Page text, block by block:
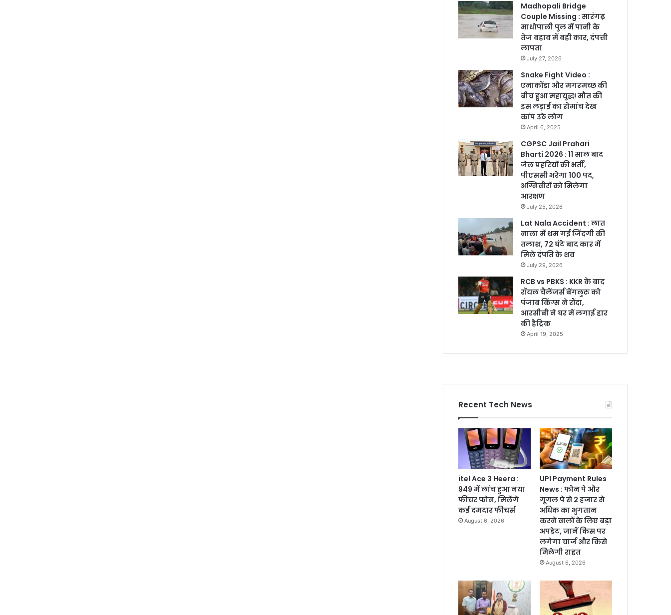
Madhopali Bridge
Couple Missing : सारंगढ़
माधोपाली पुल में पानी के
तेज बहाव में बही कार, दंपत्ती
लापता
July 27, 2026
Snake Fight Video :
एनाकोंडा और मगरमच्छ की
बीच हुआ महायुद्ध! मौत की
इस लड़ाई का रोमांच देख
कांप उठे लोग
April 6, 2025
CGPSC Jail Prahari
Bharti 2026 : 11 साल बाद
जेल प्रहरियों की भर्ती,
पीएससी भरेगा 100 पद,
अग्निवीरों को मिलेगा
आरक्षण
July 25, 2026
Lat Nala Accident : लात
नाला में थम गई जिंदगी की
तलाश, 72 घंटे बाद कार में
मिले दंपति के शव
July 29, 2026
RCB vs PBKS : KKR के बाद
रॉयल चैलेंजर्स बेंगलुरु को
पंजाब किंग्स ने रौंदा,
आरसीबी ने घर में लगाई हार
की हैट्रिक
April 19, 2025
Recent Tech News
itel Ace 3 Heera :
949 में लांच हुआ नया
फीचर फोन, मिलेंगे
कई दमदार फीचर्स
August 6, 2026
UPI Payment Rules
News : फोन पे और
गूगल पे से 2 हजार से
अधिक का भुगतान
करने वालों के लिए बड़ा
अपडेट, जानें किस पर
लगेगा चार्ज और किसे
मिलेगी राहत
August 6, 2026